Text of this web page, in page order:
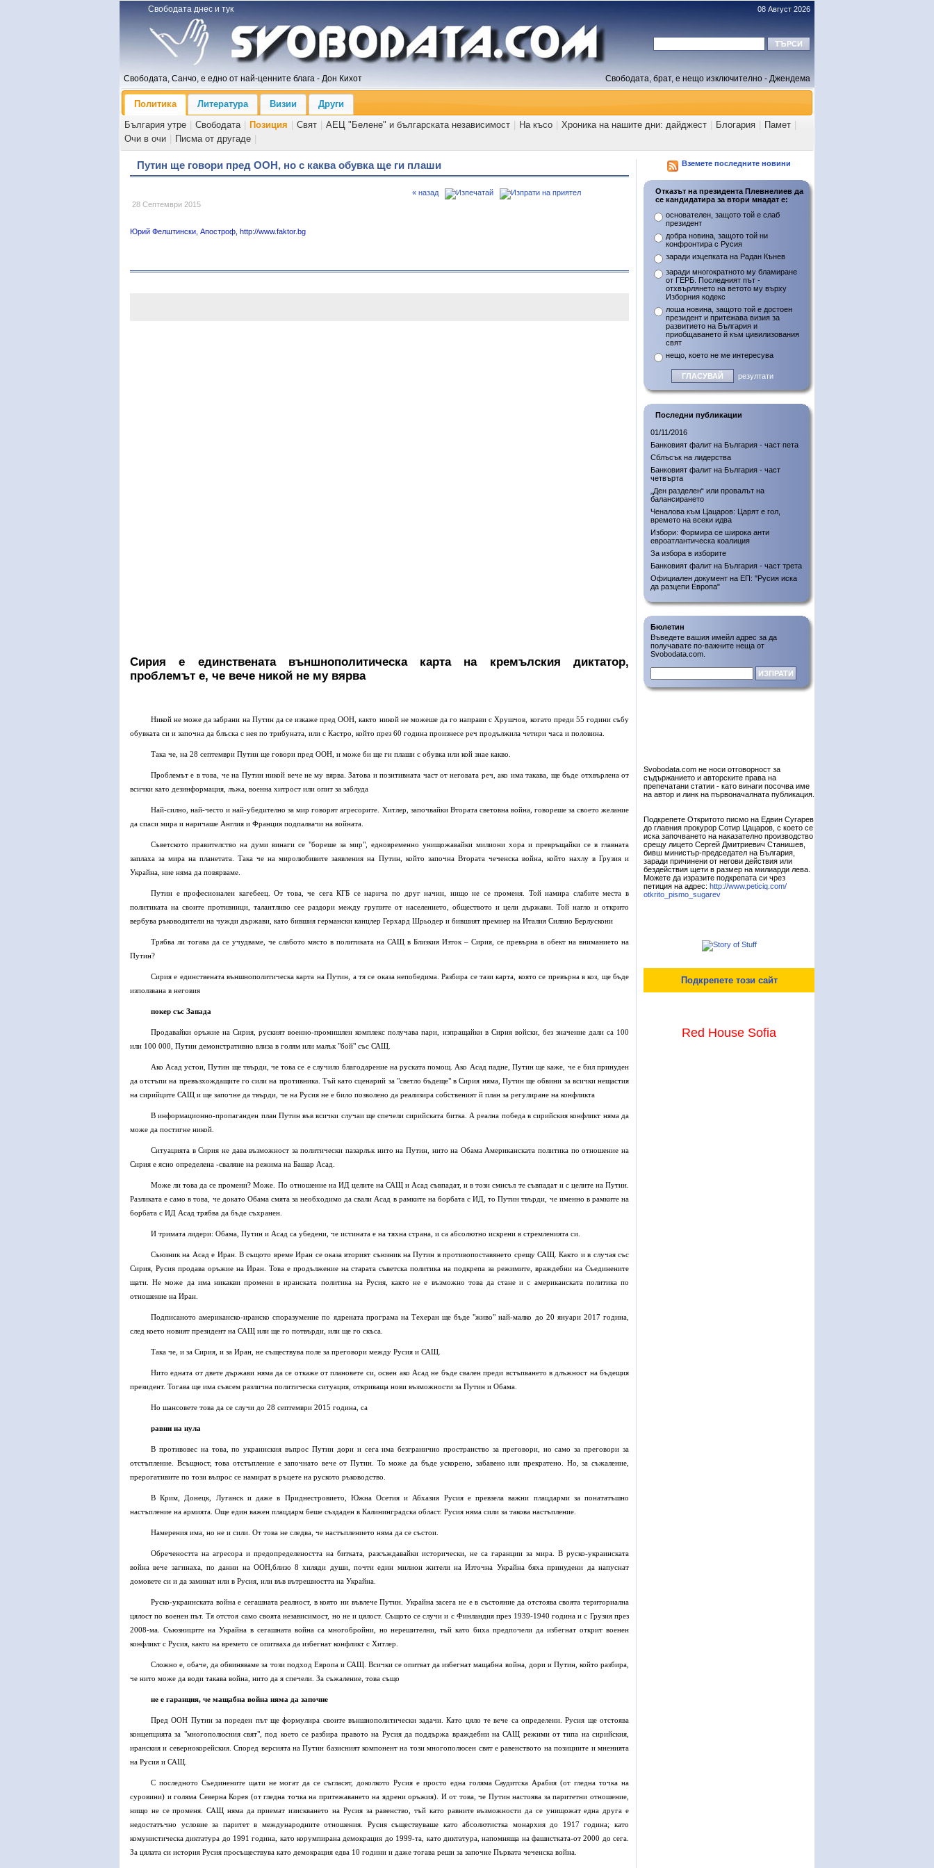
Свободата днес и тук 08 Август 2026
Свободата, Санчо, е едно от най-ценните блага - Дон Кихот Свободата, брат, е нещо изключително - Джендема
Политика Литература Визии
Други
България утре
Свободата Позиция Свят АЕЦ "Белене" и българската независимост На късо Хроника на нашите дни: дайджест Блогария Памет
Очи в очи
Писма от другаде
​Путин ще говори пред ООН, но с каква обувка ще ги плаши
28 Септември 2015
« назад
Юрий Фелштински, Апостроф, http://www.faktor.bg
Сирия е единствената външнополитическа карта на кремълския диктатор,
проблемът е, че вече никой не му вярва
Никой не може да забрани на Путин да се изкаже пред ООН, както никой не можеше да го направи с Хрушчов, когато преди 55 години събу
обувката си и започна да блъска с нея по трибуната, или с Кастро, който през 60 година произнесе реч продължила четири часа и половина.
Така че, на 28 септември Путин ще говори пред ООН, и може би ще ги плаши с обувка или кой знае какво.
Проблемът е в това, че на Путин никой вече не му вярва. Затова и позитивната част от неговата реч, ако има такава, ще бъде отхвърлена от
всички като дезинформация, лъжа, военна хитрост или опит за заблуда
Най-силно, най-често и най-убедително за мир говорят агресорите. Хитлер, започвайки Втората световна война, говореше за своето желание
да спаси мира и наричаше Англия и Франция подпалвачи на войната.
Съветското правителство на думи винаги се "бореше за мир", едновременно унищожавайки милиони хора и превръщайки се в главната
заплаха за мира на планетата. Така че на миролюбивите заявления на Путин, който започна Втората чеченска война, който нахлу в Грузия и
Украйна, ние няма да повярваме.
Путин е професионален кагебеец. От това, че сега КГБ се нарича по друг начин, нищо не се променя. Той намира слабите места в
политиката на своите противници, талантливо сее раздори между групите от населението, обществото и цели държави. Той нагло и открито
вербува ръководители на чужди държави, като бившия германски канцлер Герхард Шрьодер и бившият премиер на Италия Силвио Берлускони
Трябва ли тогава да се учудваме, че слабото място в политиката на САЩ в Близкия Изток – Сирия, се превърна в обект на вниманието на
Путин?
Сирия е единствената външнополитическа карта на Путин, а тя се оказа непобедима. Разбира се тази карта, която се превърна в коз, ще бъде
използвана в неговия
покер със Запада
Продавайки оръжие на Сирия, руският военно-промишлен комплекс получава пари, изпращайки в Сирия войски, без значение дали са 100
или 100 000, Путин демонстративно влиза в голям или малък "бой" със САЩ.
Ако Асад устои, Путин ще твърди, че това се е случило благодарение на руската помощ. Ако Асад падне, Путин ще каже, че е бил принуден
да отстъпи на превъзхождащите го сили на противника. Тъй като сценарий за "светло бъдеще" в Сирия няма, Путин ще обвини за всички нещастия
на сирийците САЩ и ще започне да твърди, че на Русия не е било позволено да реализира собственият й план за регулиране на конфликта
В информационно-пропаганден план Путин във всички случаи ще спечели сирийската битка. А реална победа в сирийския конфликт няма да
може да постигне никой.
Ситуацията в Сирия не дава възможност за политически пазарлък нито на Путин, нито на Обама Американската политика по отношение на
Сирия е ясно определена -сваляне на режима на Башар Асад.
Може ли това да се промени? Може. По отношение на ИД целите на САЩ и Асад съвпадат, и в този смисъл те съвпадат и с целите на Путин.
Разликата е само в това, че докато Обама смята за необходимо да свали Асад в рамките на борбата с ИД, то Путин твърди, че именно в рамките на
борбата с ИД Асад трябва да бъде съхранен.
И тримата лидери: Обама, Путин и Асад са убедени, че истината е на тяхна страна, и са абсолютно искрени в стремленията си.
Съюзник на Асад е Иран. В същото време Иран се оказа вторият съюзник на Путин в противопоставянето срещу САЩ. Както и в случая със
Сирия, Русия продава оръжие на Иран. Това е продължение на старата съветска политика на подкрепа за режимите, враждебни на Съединените
щати. Не може да има никакви промени в иранската политика на Русия, както не е възможно това да стане и с американската политика по
отношение на Иран.
Подписаното американско-иранско споразумение по ядрената програма на Техеран ще бъде "живо" най-малко до 20 януари 2017 година,
след което новият президент на САЩ или ще го потвърди, или ще го скъса.
Така че, и за Сирия, и за Иран, не съществува поле за преговори между Русия и САЩ.
Нито едната от двете държави няма да се откаже от плановете си, освен ако Асад не бъде свален преди встъпването в длъжност на бъдещия
президент. Тогава ще има съвсем различна политическа ситуация, откриваща нови възможности за Путин и Обама.
Но шансовете това да се случи до 28 септември 2015 година, са
равни на нула
В противовес на това, по украинския въпрос Путин дори и сега има безгранично пространство за преговори, но само за преговори за
отстъпление. Всъщност, това отстъпление е започнато вече от Путин. То може да бъде ускорено, забавено или прекратено. Но, за съжаление,
прерогативите по този въпрос се намират в ръцете на руското ръководство.
В Крим, Донецк, Луганск и даже в Приднестровието, Южна Осетия и Абхазия Русия е превзела важни плацдарми за понататъшно
настъпление на армията. Още един важен плацдарм беше създаден в Калининградска област. Русия няма сили за такова настъпление.
Намерения има, но не и сили. От това не следва, че настъплението няма да се състои.
Обречеността на агресора и предопределеността на битката, разсъждавайки исторически, не са гаранции за мира. В руско-украинската
война вече загинаха, по данни на ООН,близо 8 хиляди души, почти един милион жители на Източна Украйна бяха принудени да напуснат
домовете си и да заминат или в Русия, или във вътрешността на Украйна.
Руско-украинската война е сегашната реалност, в която ни въвлече Путин. Украйна засега не е в състояние да отстоява своята териториална
цялост по военен път. Тя отстоя само своята независимост, но не и цялост. Същото се случи и с Финландия през 1939-1940 година и с Грузия през
2008-ма. Съюзниците на Украйна в сегашната война са многобройни, но нерешителни, тъй като биха предпочели да избегнат открит военен
конфликт с Русия, както на времето се опитваха да избегнат конфликт с Хитлер.
Сложно е, обаче, да обвиняваме за този подход Европа и САЩ. Всички се опитват да избегнат мащабна война, дори и Путин, който разбира,
че нито може да води такава война, нито да я спечели. За съжаление, това също
не е гаранция, че мащабна война няма да започне
Пред ООН Путин за пореден път ще формулира своите външнополитически задачи. Като цяло те вече са определени. Русия ще отстоява
концепцията за "многополюсния свят", под което се разбира правото на Русия да поддържа враждебни на САЩ режими от типа на сирийския,
иранския и севернокорейския. Според версията на Путин базисният компонент на този многополюсен свят е равенството на позициите и мненията
на Русия и САЩ.
С последното Съединените щати не могат да се съгласят, доколкото Русия е просто една голяма Саудитска Арабия (от гледна точка на
суровини) и голяма Северна Корея (от гледна точка на притежаването на ядрени оръжия). И от това, че Путин настоява за паритетни отношение,
нищо не се променя. САЩ няма да приемат изискването на Русия за равенство, тъй като равните възможности да се унищожат една друга е
недостатъчно условие за паритет в международните отношения. Русия съществуваше като абсолютистка монархия до 1917 година; като
комунистическа диктатура до 1991 година, като корумпирана демокрация до 1999-та, като диктатура, напомняща на фашистката-от 2000 до сега.
За цялата си история Русия просъществува като демокрация едва 10 години и даже тогава реши за започне Първата чеченска война.
Вземете последните новини
Отказът на президента Плевнелиев да
се кандидатира за втори мнадат е:
основателен, защото той е слаб
президент
добра новина, защото той ни
конфронтира с Русия
заради изцепката на Радан Кънев
заради многократното му бламиране
от ГЕРБ. Последният път -
отхвърлянето на ветото му върху
Изборния кодекс
лоша новина, защото той е достоен
президент и притежава визия за
развитието на България и
приобщаването й към цивилизования
свят
нещо, което не ме интересува
резултати
Последни публикации
01/11/2016
Банковият фалит на България - част пета
Сблъсък на лидерства
Банковият фалит на България - част
четвърта
„Ден разделен“ или провалът на
балансирането
Ченалова към Цацаров: Царят е гол,
времето на всеки идва
Избори: Формира се широка анти
евроатлантическа коалиция
За избора в изборите
Банковият фалит на България - част трета
Официален документ на ЕП: "Русия иска
да разцепи Европа"
Бюлетин
Въведете вашия имейл адрес за да
получавате по-важните неща от
Svobodata.com.
Svobodata.com не носи отговорност за
съдържанието и авторските права на
препечатани статии - като винаги посочва име
на автор и линк на първоначалната публикация.
Подкрепете Откритото писмо на Едвин Сугарев
до главния прокурор Сотир Цацаров, с което се
иска започването на наказателно производство
срещу лицето Сергей Дмитриевич Станишев,
бивш министър-председател на България,
заради причинени от негови действия или
бездействия щети в размер на милиарди лева.
Можете да изразите подкрепата си чрез
петиция на адрес: http://www.peticiq.com/
otkrito_pismo_sugarev
Подкрепете този сайт
Red House Sofia